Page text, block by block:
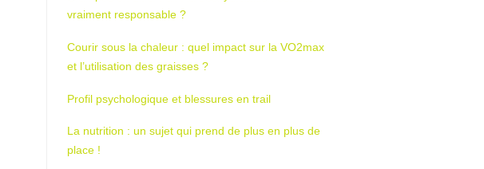
vraiment responsable ?
Courir sous la chaleur : quel impact sur la VO2max
et l’utilisation des graisses ?
Profil psychologique et blessures en trail
La nutrition : un sujet qui prend de plus en plus de
place !